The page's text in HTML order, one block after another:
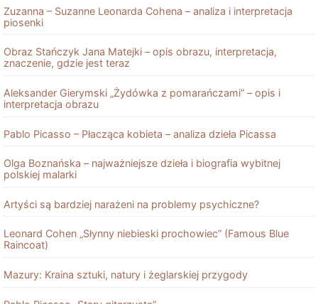
Zuzanna – Suzanne Leonarda Cohena – analiza i interpretacja
piosenki
Obraz Stańczyk Jana Matejki – opis obrazu, interpretacja,
znaczenie, gdzie jest teraz
Aleksander Gierymski „Żydówka z pomarańczami” – opis i
interpretacja obrazu
Pablo Picasso – Płacząca kobieta – analiza dzieła Picassa
Olga Boznańska – najważniejsze dzieła i biografia wybitnej
polskiej malarki
Artyści są bardziej narażeni na problemy psychiczne?
Leonard Cohen „Słynny niebieski prochowiec” (Famous Blue
Raincoat)
Mazury: Kraina sztuki, natury i żeglarskiej przygody